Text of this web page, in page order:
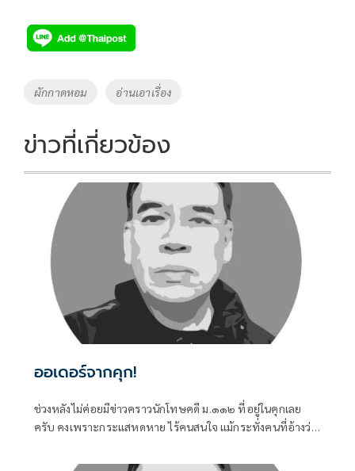
e
b
o
k
tt
er
p
y
Li
k
Tags
ผักกาดหอม อ่านเอาเรื่อง
ข่าวที่เกี่ยวข้อง
ออเดอร์จากคุก!
ช่วงหลังไม่ค่อยมีข่าวคราวนักโทษคดี ม.๑๑๒ ที่อยู่ในคุกเลย
ครับ คงเพราะกระแสหดหาย ไร้คนสนใจ แม้กระทั่งคนที่อ้างว่า
กลับเข้าไปในคุก